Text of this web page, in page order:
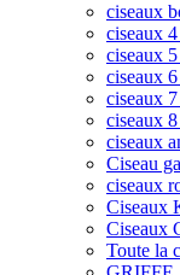
ciseaux
ciseaux
ciseaux
ciseaux
ciseaux
ciseaux
ciseaux
Ciseau
ciseaux
Ciseaux
Ciseaux
Toute la